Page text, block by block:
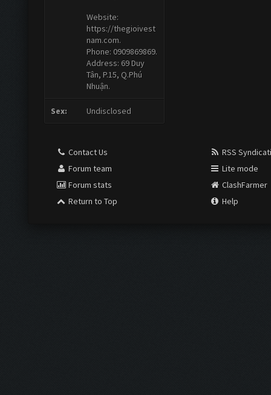
Website:
https://thegioivest
nam.com.
Phone: 0909869869.
Address: 69 Duy
Tân, P.15, Q.Phú
Nhuận.
Sex: Undisclosed
Contact Us
Forum team
Forum stats
Return to Top
RSS
Lite mode
ClashFarmer
Help